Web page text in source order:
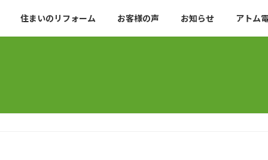
住まいのリフォーム お客様の声 お知らせ アトム